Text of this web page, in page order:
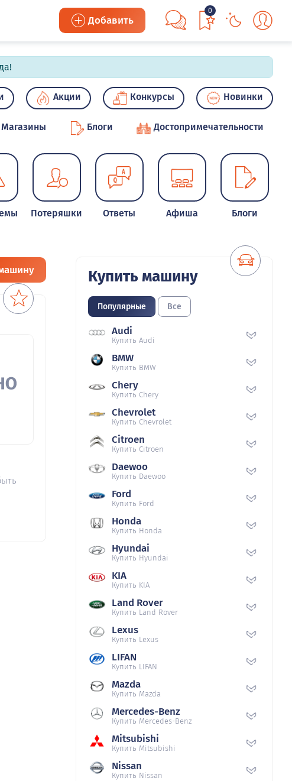
Добавить
0
Акции Конкурсы Новинки
Магазины Блоги Достопримечательности
Потеряшки Ответы Афиша Блоги
Купить машину
Популярные Все
Audi
Купить Audi
BMW
Купить BMW
Chery
Купить Chery
Chevrolet
Купить Chevrolet
Citroen
Купить Citroen
Daewoo
Купить Daewoo
Ford
Купить Ford
Honda
Купить Honda
Hyundai
Купить Hyundai
KIA
Купить KIA
Land Rover
Купить Land Rover
Lexus
Купить Lexus
LIFAN
Купить LIFAN
Mazda
Купить Mazda
Mercedes-Benz
Купить Mercedes-Benz
Mitsubishi
Купить Mitsubishi
Nissan
Купить Nissan